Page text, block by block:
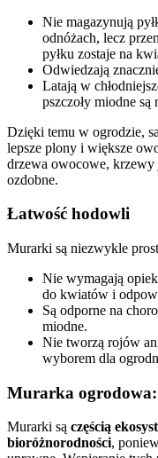
Nie magazynują
odnóżach, lecz
pyłku zostaje na
Odwiedzają
Latają w
pszczoły miodne
Dzięki temu w ogrodzie,
lepsze plony i większe
drzewa owocowe,
ozdobne.
Łatwość hodowli
Murarki są niezwykle
Nie wymagają
do kwiatów i
Są odporne na
miodne.
Nie tworzą rojów
wyborem dla
Murarka ogrodowa:
Murarki są częścią
bioróżnorodności,